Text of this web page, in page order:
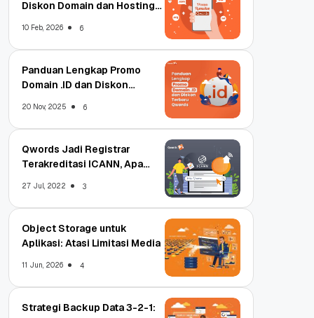
Diskon Domain dan Hosting
10 Feb, 2026 6
Panduan Lengkap Promo
Domain .ID dan Diskon
20 Nov, 2025 6
Qwords Jadi Registrar
Terakreditasi ICANN, Apa
27 Jul, 2022 3
Object Storage untuk
Aplikasi: Atasi Limitasi Media
11 Jun, 2026 4
Strategi Backup Data 3-2-1: